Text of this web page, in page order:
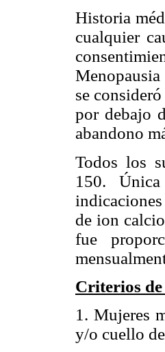
Historia
cualquier
se
por debajo
abandono
Todos los
150.
de ion
fue
Criterios
1. Mujeres
y/o cuello